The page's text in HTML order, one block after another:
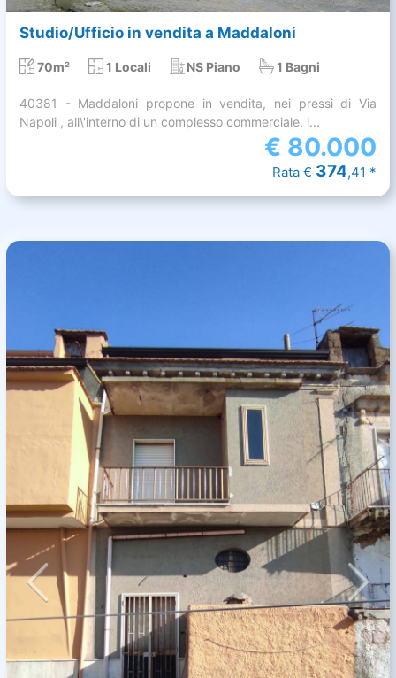
Studio/Ufficio in vendita a Maddaloni
70m² 1 Locali NS Piano 1 Bagni
40381 - Maddaloni propone in vendita, nei pressi di Via
Napoli , all\'interno di un complesso commerciale, l...
€ 80.000
Rata € 374,41 *